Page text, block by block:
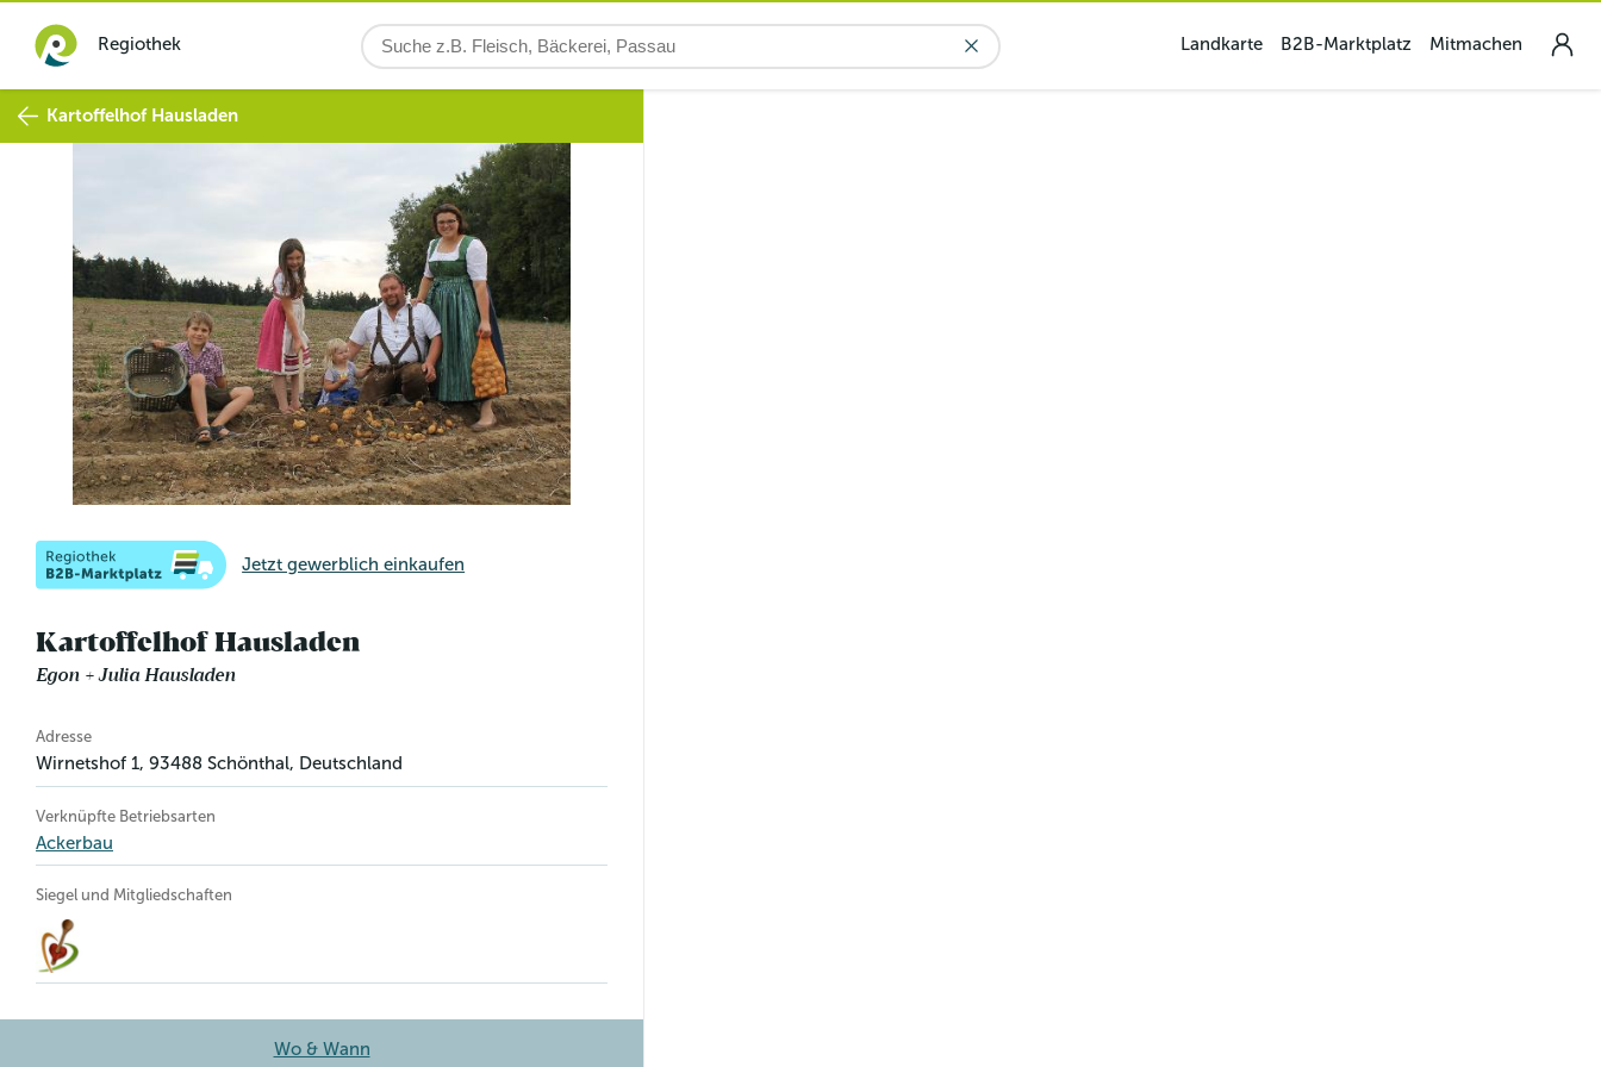
Regiothek Landkarte B2B-Marktplatz Mitmachen
Kartoffelhof Hausladen
Jetzt gewerblich einkaufen
Kartoffelhof Hausladen
Egon + Julia Hausladen
Betriebsinformation
Adresse
Wirnetshof 1, 93488 Schönthal, Deutschland
Verknüpfte Betriebsarten
Ackerbau
Siegel und Mitgliedschaften
Wo & Wann